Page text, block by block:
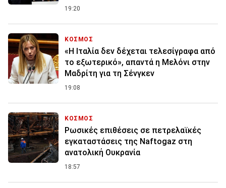
19:20
ΚΟΣΜΟΣ
«Η Ιταλία δεν δέχεται τελεσίγραφα από
το εξωτερικό», απαντά η Μελόνι στην
Μαδρίτη για τη Σένγκεν
19:08
ΚΟΣΜΟΣ
Ρωσικές επιθέσεις σε πετρελαϊκές
εγκαταστάσεις της Naftogaz στη
ανατολική Ουκρανία
18:57